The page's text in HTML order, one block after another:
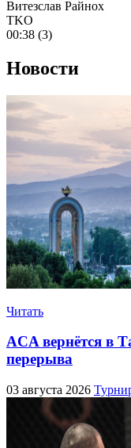
Витезслав Райнох
TKO
00:38 (3)
Новости
Читать
ACA вернётся в
перерыва
03 августа 2026